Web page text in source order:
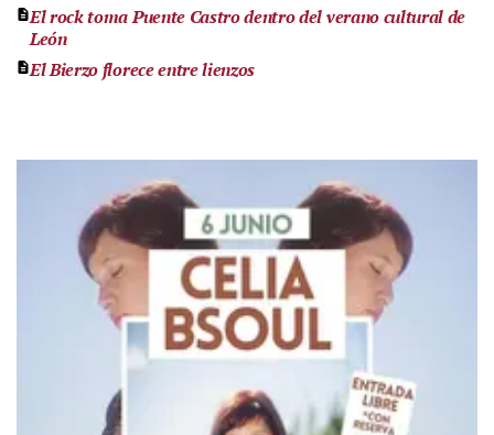
El rock toma Puente Castro dentro del verano cultural de
León
El Bierzo florece entre lienzos